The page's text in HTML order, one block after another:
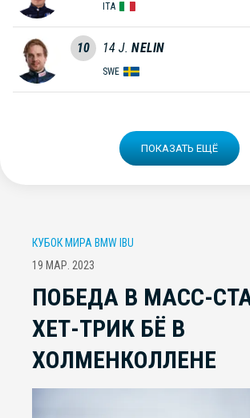
ITA
10 14 J. NELIN
SWE
ПОКАЗАТЬ ЕЩЁ
КУБОК МИРА BMW IBU
19 МАР. 2023
ПОБЕДА В МАСС-
ХЕТ-ТРИК БЁ В
ХОЛМЕНКОЛЛЕНЕ